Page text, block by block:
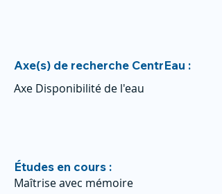
Axe(s) de recherche CentrEau :
Axe Disponibilité de l'eau
Études en cours :
Maîtrise avec mémoire